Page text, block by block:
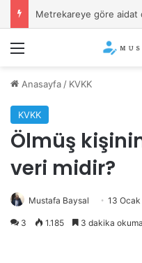
Menü
Anasayfa / KVKK
KVKK
Ölmüş
veri midir?
Mustafa Baysal 13
3 1.185 3 dakika